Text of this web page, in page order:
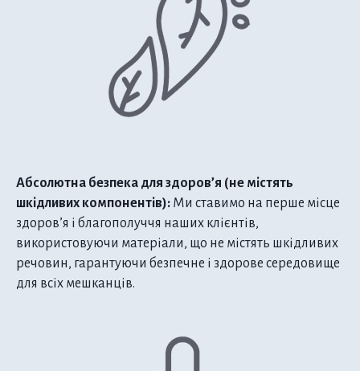
Абсолютна безпека для здоров’я (не містять
шкідливих компонентів): Ми ставимо на перше місце
здоров’я і благополуччя наших клієнтів,
використовуючи матеріали, що не містять шкідливих
речовин, гарантуючи безпечне і здорове середовище
для всіх мешканців.